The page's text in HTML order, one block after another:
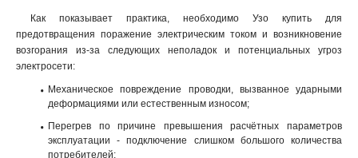
Как показывает практика, необходимо Узо купить для
предотвращения поражение электрическим током и возникновение
возгорания из-за следующих неполадок и потенциальных угроз
электросети:
Механическое повреждение проводки, вызванное ударными
деформациями или естественным износом;
Перегрев по причине превышения расчётных параметров
эксплуатации - подключение слишком большого количества
потребителей;